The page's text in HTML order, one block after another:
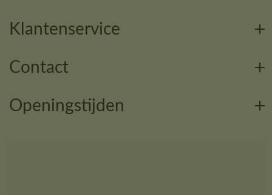
Klantenservice
Contact
Openingstijden